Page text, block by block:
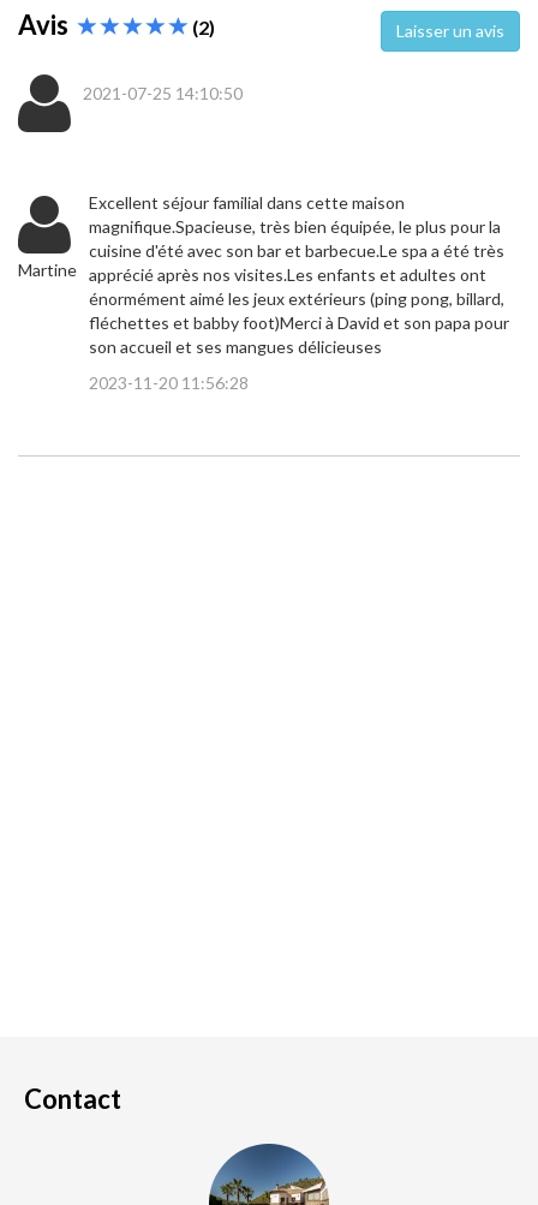
Avis (2) Laisser un avis
2021-07-25 14:10:50
Martine
Excellent séjour familial dans cette maison
magnifique.Spacieuse, très bien équipée, le plus pour la
cuisine d'été avec son bar et barbecue.Le spa a été très
apprécié après nos visites.Les enfants et adultes ont
énormément aimé les jeux extérieurs (ping pong, billard,
fléchettes et babby foot)Merci à David et son papa pour
son accueil et ses mangues délicieuses
2023-11-20 11:56:28
Contact